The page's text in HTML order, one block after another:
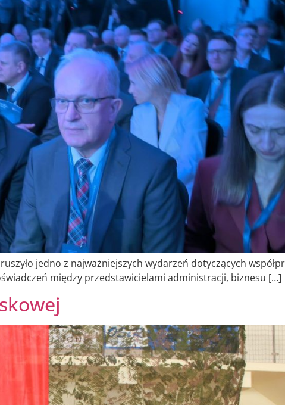
jedno z najważniejszych wydarzeń dotyczących
między przedstawicielami administracji, biznesu […]